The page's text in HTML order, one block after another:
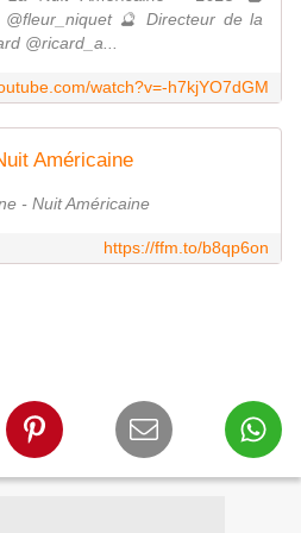
🔮 Directeur de la
@ricard_a...
watch?v=-h7kjYO7dGM
Américaine
- Nuit Américaine
https://ffm.to/b8qp6on